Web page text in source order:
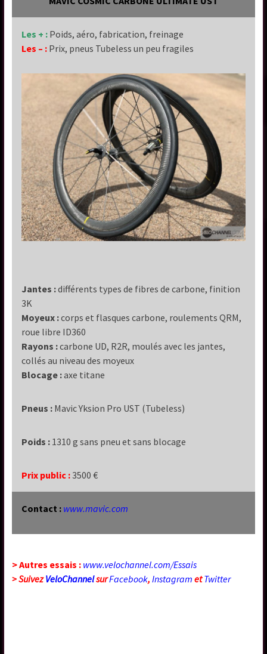
Les + : Poids, aéro, fabrication, freinage
Les – : Prix, pneus Tubeless un peu fragiles
Jantes :différents types de fibres de carbone, finition
3K
Moyeux :corps et flasques carbone, roulements QRM,
roue libre ID360
Rayons :carbone UD, R2R, moulés avec les jantes,
collés au niveau des moyeux
Blocage :axe titane
Pneus : Mavic Yksion Pro UST (Tubeless)
Poids : 1310 g sans pneu et sans blocage
Prix public :3500 €
Contact : www.mavic.com
> Autres essais : www.velochannel.com/Essais
> SuivezVeloChannelsurFacebook, Instagram etTwitter